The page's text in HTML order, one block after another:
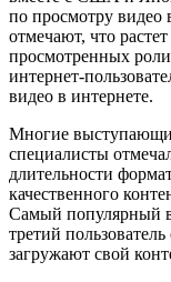
по просмотру видео
отмечают, что
просмотренных
интернет-
видео в интернете.
Многие
специалисты
длительности
качественного
Самый популярный
третий
загружают свой